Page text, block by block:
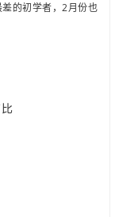
的初学者，2月份也